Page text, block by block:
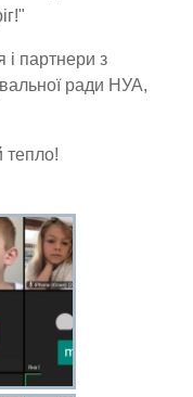
і партнери з
ради НУА,
тепло!